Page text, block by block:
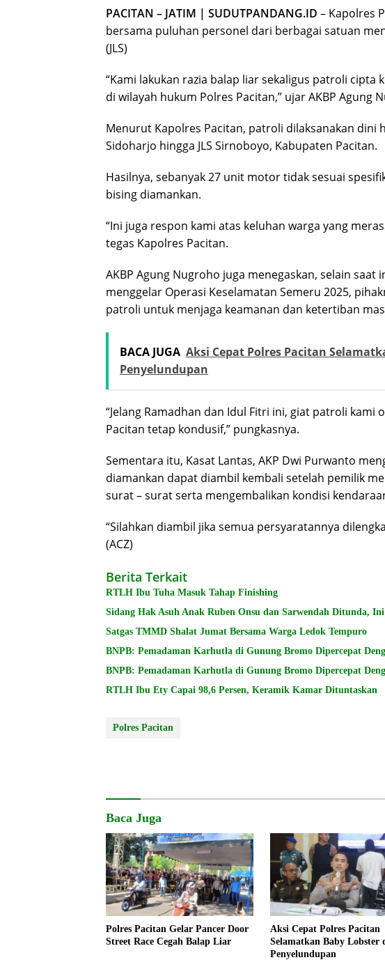
PACITAN – JATIM | SUDUTPANDANG.ID – Kapolres
bersama puluhan personel dari berbagai satuan
(JLS)
“Kami lakukan razia balap liar sekaligus patroli
di wilayah hukum Polres Pacitan,” ujar AKBP Agung
Menurut Kapolres Pacitan, patroli dilaksanakan dini
Sidoharjo hingga JLS Sirnoboyo, Kabupaten Pacitan.
Hasilnya, sebanyak 27 unit motor tidak sesuai
bising diamankan.
“Ini juga respon kami atas keluhan warga yang
tegas Kapolres Pacitan.
AKBP Agung Nugroho juga menegaskan, selain saat
menggelar Operasi Keselamatan Semeru 2025,
patroli untuk menjaga keamanan dan ketertiban
BACA JUGA Aksi Cepat Polres Pacitan
Penyelundupan
“Jelang Ramadhan dan Idul Fitri ini, giat patroli
Pacitan tetap kondusif,” pungkasnya.
Sementara itu, Kasat Lantas, AKP Dwi Purwanto
diamankan dapat diambil kembali setelah pemilik
surat – surat serta mengembalikan kondisi
“Silahkan diambil jika semua persyaratannya
(ACZ)
Berita Terkait
RTLH Ibu Tuha Masuk Tahap Finishing
Sidang Hak Asuh Anak Ruben Onsu dan Sarwendah Ditunda,
Satgas TMMD Shalat Jumat Bersama Warga Ledok Tempuro
BNPB: Pemadaman
BNPB: Pemadaman
RTLH Ibu Ety Capai 98,6 Persen, Keramik Kamar Dituntaskan
Polres Pacitan
Baca Juga
Polres Pacitan Gelar Pancer Door
Street Race Cegah Balap Liar
Aksi Cepat Polres Pacitan
Selamatkan Baby Lobster
Penyelundupan